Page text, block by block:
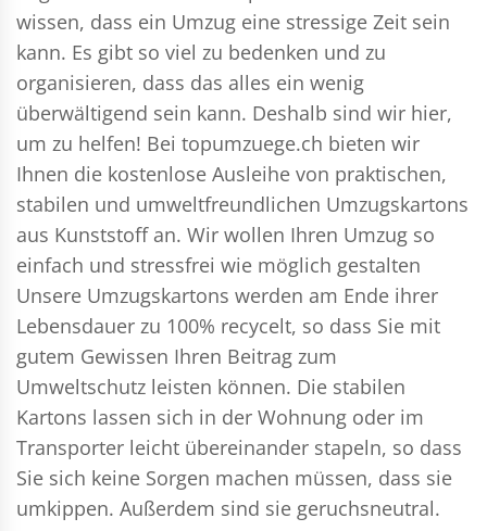
wissen, dass ein Umzug eine stressige Zeit sein
kann. Es gibt so viel zu bedenken und zu
organisieren, dass das alles ein wenig
überwältigend sein kann. Deshalb sind wir hier,
um zu helfen! Bei topumzuege.ch bieten wir
Ihnen die kostenlose Ausleihe von praktischen,
stabilen und umweltfreundlichen Umzugskartons
aus Kunststoff an. Wir wollen Ihren Umzug so
einfach und stressfrei wie möglich gestalten
Unsere Umzugskartons werden am Ende ihrer
Lebensdauer zu 100% recycelt, so dass Sie mit
gutem Gewissen Ihren Beitrag zum
Umweltschutz leisten können. Die stabilen
Kartons lassen sich in der Wohnung oder im
Transporter leicht übereinander stapeln, so dass
Sie sich keine Sorgen machen müssen, dass sie
umkippen. Außerdem sind sie geruchsneutral.